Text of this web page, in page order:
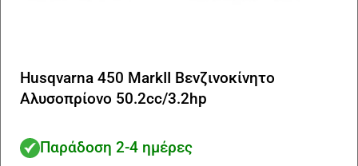
Husqvarna 450 MarkII Βενζινοκίνητο
Αλυσοπρίονο 50.2cc/3.2hp
Παράδοση 2-4 ημέρες